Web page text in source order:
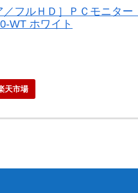
フルＨＤ］ＰＣモニタ
WT ホワイト
天市場